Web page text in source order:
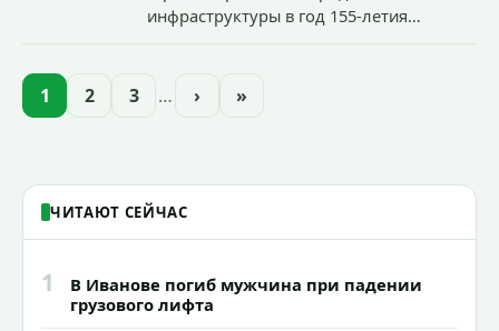
инфраструктуры в год 155-летия
проекта подсветки исторических
1 2 3 … › »
ЧИТАЮТ СЕЙЧАС
1
В Иванове погиб мужчина при падении
грузового лифта